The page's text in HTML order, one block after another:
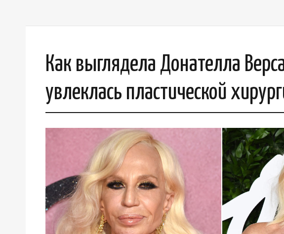
Как выглядела Донателла
увлеклась пластической